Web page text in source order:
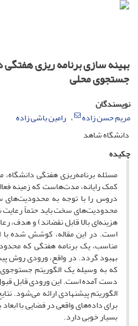
بهینه سازی برنامه ریزی
جستجوی محلی
نویسندگان
مریم حسن زاده
رامین باشی زاده
دانشگاه شاهد
چکیده
مسئله برنامه‌ریزی هفتگی
کمک رایانه، مدت‌هاست که زمینه
دروس را با توجه به
محدودیت‌های سخت باید حتماً رعایت
هزینه‌ای بالا قابل نقض­اند) و
است. در این مقاله، کوشش شده با
مناسب، یک برنامه هفتگی که
بهبود گردد. در واقع، ورودی روش
که به وسیله یک الگوریتم
دست آمده است. این ورودی قابل
الگوریتم پیشنهادی ارائه می‌شود.
برای داده‌های واقعی در فضایی با
بسیار خوبی دارد.